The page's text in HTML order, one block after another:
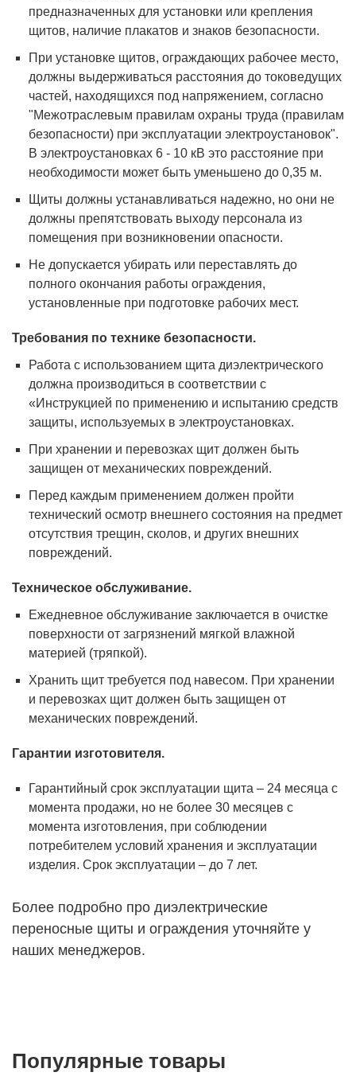
предназначенных для установки или крепления
щитов, наличие плакатов и знаков безопасности.
При установке щитов, ограждающих рабочее место,
должны выдерживаться расстояния до токоведущих
частей, находящихся под напряжением, согласно
"Межотраслевым правилам охраны труда (правилам
безопасности) при эксплуатации электроустановок".
В электроустановках 6 - 10 кВ это расстояние при
необходимости может быть уменьшено до 0,35 м.
Щиты должны устанавливаться надежно, но они не
должны препятствовать выходу персонала из
помещения при возникновении опасности.
Не допускается убирать или переставлять до
полного окончания работы ограждения,
установленные при подготовке рабочих мест.
Требования по технике безопасности.
Работа с использованием щита диэлектрического
должна производиться в соответствии с
«Инструкцией по применению и испытанию средств
защиты, используемых в электроустановках.
При хранении и перевозках щит должен быть
защищен от механических повреждений.
Перед каждым применением должен пройти
технический осмотр внешнего состояния на предмет
отсутствия трещин, сколов, и других внешних
повреждений.
Техническое обслуживание.
Ежедневное обслуживание заключается в очистке
поверхности от загрязнений мягкой влажной
материей (тряпкой).
Хранить щит требуется под навесом. При хранении
и перевозках щит должен быть защищен от
механических повреждений.
Гарантии изготовителя.
Гарантийный срок эксплуатации щита – 24 месяца с
момента продажи, но не более 30 месяцев с
момента изготовления, при соблюдении
потребителем условий хранения и эксплуатации
изделия. Срок эксплуатации – до 7 лет.
Более подробно про диэлектрические
переносные щиты и ограждения уточняйте у
наших менеджеров.
Популярные товары